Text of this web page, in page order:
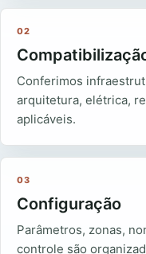
02
Conferimos
arquitetura, elétrica,
aplicáveis.
03
Configuração
Parâmetros, zonas,
controle são